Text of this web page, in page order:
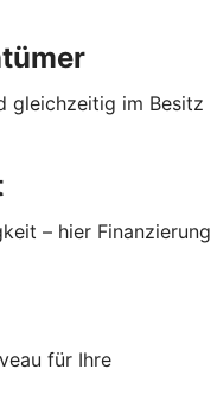
gleichzeitig im Besitz
– hier Finanzierung
für Ihre